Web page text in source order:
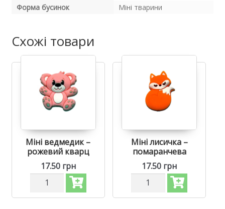
Форма бусинок
Міні тварини
Схожі товари
Міні ведмедик –
рожевий кварц
17.50грн
Силіконова
бусинка,
бусина
Міні лисичка –
помаранчева
17.50 грн
Силіконова
бусинка,
бусина